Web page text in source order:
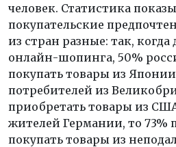
человек. Статистика
покупательские
из стран разные: так, когда
онлайн-шопинга, 50%
покупать товары из
потребителей из
приобретать товары из
жителей Германии, то 73%
покупать товары из